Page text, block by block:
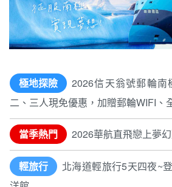
極地探險
2026信天翁號郵輪
二、三人現免優惠，加贈郵輪WIFI、
當季熱門 2026華航直飛戀上夢
輕旅行
北海道輕旅行5天四夜~